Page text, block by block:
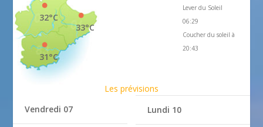
33°C
32°C
31°C
Lever du Soleil
06:29
Coucher du soleil à
20:43
Les prévisions
Vendredi 07
Lundi 10